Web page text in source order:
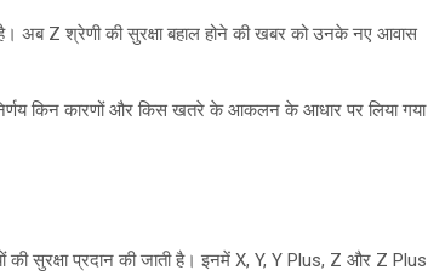
है। अब Z श्रेणी की सुरक्षा बहाल होने की खबर को उनके नए आवास
किन कारणों और किस खतरे के आकलन के आधार पर लिया गया
की सुरक्षा प्रदान की जाती है। इनमें X, Y, Y Plus, Z और Z Plus